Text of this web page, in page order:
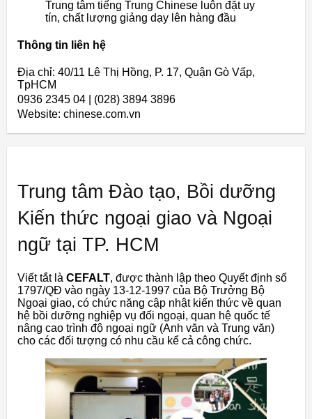
Trung tâm tiếng Trung Chinese luôn đặt uy
tín, chất lượng giảng dạy lên hàng đầu
Thông tin liên hệ
Địa chỉ: 40/11 Lê Thị Hồng, P. 17, Quận Gò Vấp,
TpHCM
0936 2345 04 | (028) 3894 3896
Website: chinese.com.vn
Trung tâm Đào tạo, Bồi dưỡng
Kiến thức ngoại giao và Ngoại
ngữ tại TP. HCM
Viết tắt là CEFALT, được thành lập theo Quyết định số
1797/QĐ vào ngày 13-12-1997 của Bộ Trưởng Bộ
Ngoại giao, có chức năng cập nhật kiến thức về quan
hệ bồi dưỡng nghiệp vụ đối ngoại, quan hệ quốc tế
nâng cao trình độ ngoại ngữ (Anh văn và Trung văn)
cho các đối tượng có nhu cầu kể cả công chức.